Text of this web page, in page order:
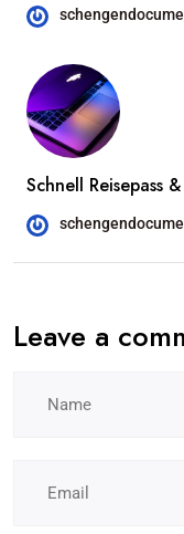
Schnell Reisepass
Leave a